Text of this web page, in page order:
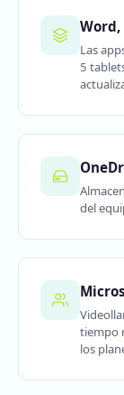
Word,
Las
5
del
tiempo
los